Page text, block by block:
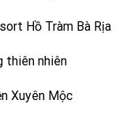
Hồ Tràm Bà Rịa
thiên nhiên
Xuyên Mộc